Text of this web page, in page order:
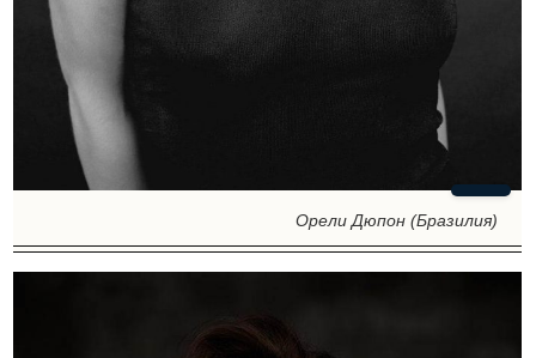
Орели Дюпон (Бразилия)